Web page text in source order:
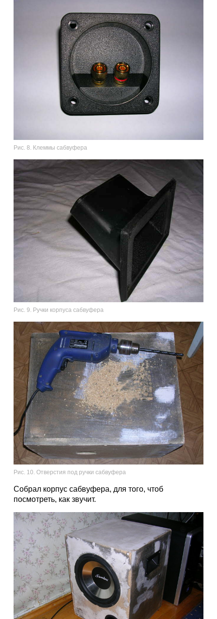
Рис. 8. Клеммы сабвуфера
Рис. 9. Ручки корпуса сабвуфера
Рис. 10. Отверстия под ручки сабвуфера
Собрал корпус сабвуфера, для того, чтоб
посмотреть, как звучит.